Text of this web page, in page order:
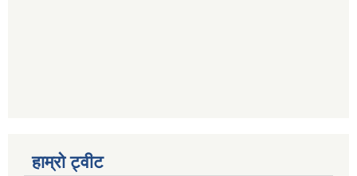
हाम्रो ट्वीट